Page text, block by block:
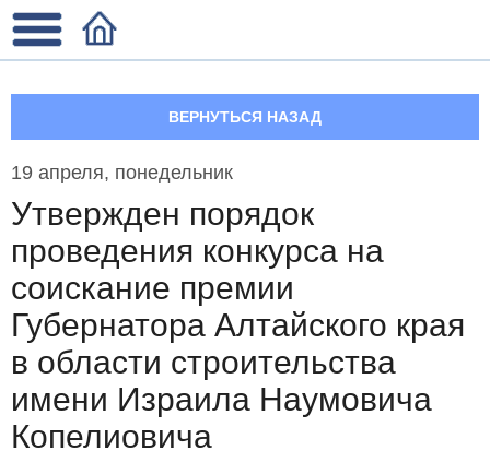
ВЕРНУТЬСЯ НАЗАД
19 апреля, понедельник
Утвержден порядок
проведения конкурса на
соискание премии
Губернатора Алтайского края
в области строительства
имени Израила Наумовича
Копелиовича